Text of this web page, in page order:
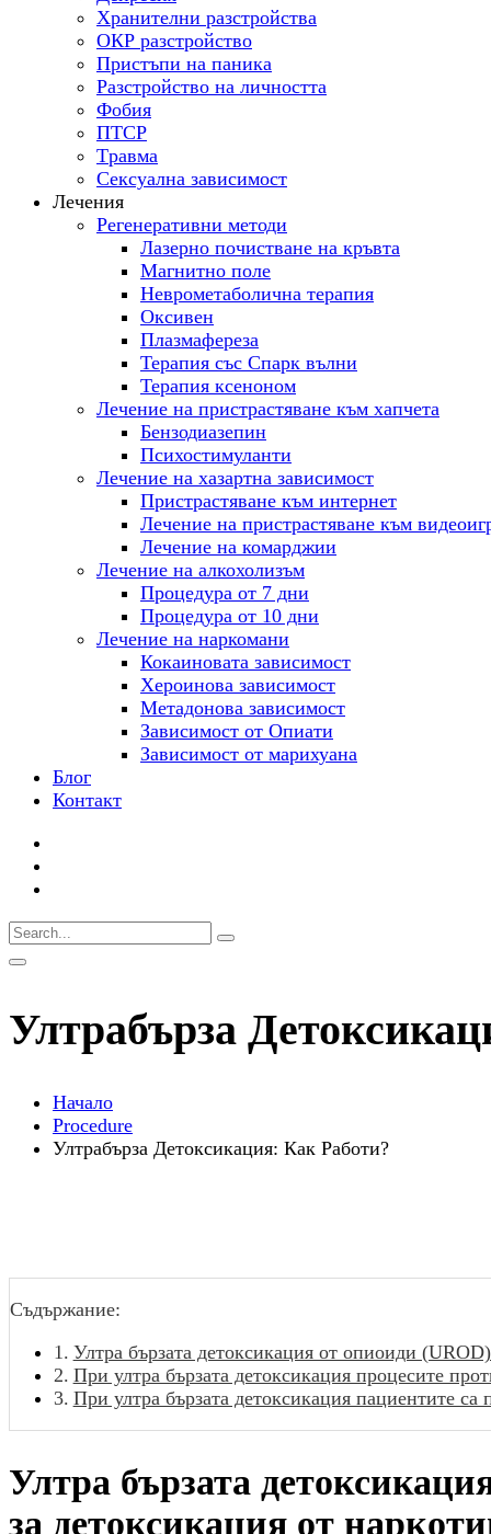
Хранителни разстройства
ОКР разстройство
Пристъпи на паника
Разстройство на личността
Фобия
ПТСР
Tравма
Сексуална зависимост
Лечения
Регенеративни методи
Лазерно почистване на кръвта
Магнитно поле
Неврометаболична терапия
Оксивен
Плазмафереза
Терапия със Спарк вълни
Терапия ксеноном
Лечение на пристрастяване към хапчета
Бензодиазепин
Психостимуланти
Лечение на хазартна зависимост
Пристрастяване към интернет
Лечение на пристрастяване към
Лечение на комарджии
Лечение на алкохолизъм
Процедура от 7 дни
Процедура от 10 дни
Лечение на наркомани
Кокаиновата зависимост
Хероинова зависимост
Метадонова зависимост
Зависимост от Опиати
Зависимост от марихуана
Блог
Контакт
Ултрабърза
Начало
Procedure
Ултрабърза Детоксикация: Как Работи?
Съдържание:
Ултра бързата детоксикация от опиоиди
При ултра бързата детоксикация процесите
При ултра бързата детоксикация пациентите са
Ултра бързата
за детоксикация от